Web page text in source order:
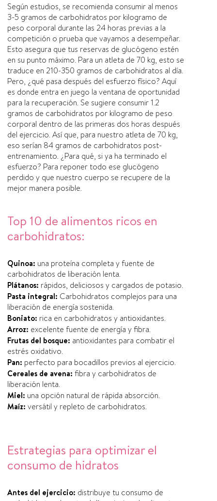
Según estudios, se recomienda consumir al menos
3-5 gramos de carbohidratos por kilogramo de
peso corporal durante las 24 horas previas a la
competición o prueba que vayamos a desempeñar.
Esto asegura que tus reservas de glucógeno estén
en su punto máximo. Para un atleta de 70 kg, esto se
traduce en 210-350 gramos de carbohidratos al día.
Pero, ¿qué pasa después del esfuerzo físico? Aquí
es donde entra en juego la ventana de oportunidad
para la recuperación. Se sugiere consumir 1.2
gramos de carbohidratos por kilogramo de peso
corporal dentro de las primeras dos horas después
del ejercicio. Así que, para nuestro atleta de 70 kg,
eso serían 84 gramos de carbohidratos post-
entrenamiento. ¿Para qué, si ya ha terminado el
esfuerzo? Para reponer todo ese glucógeno
perdido y que nuestro cuerpo se recupere de la
mejor manera posible.
Top 10 de alimentos ricos en
carbohidratos:
Quinoa: una proteína completa y fuente de
carbohidratos de liberación lenta.
Plátanos: rápidos, deliciosos y cargados de potasio.
Pasta integral: Carbohidratos complejos para una
liberación de energía sostenida.
Boniato: rica en carbohidratos y antioxidantes.
Arroz: excelente fuente de energía y fibra.
Frutas del bosque: antioxidantes para combatir el
estrés oxidativo.
Pan: perfecto para bocadillos previos al ejercicio.
Cereales de avena: fibra y carbohidratos de
liberación lenta.
Miel: una opción natural de rápida absorción.
Maíz: versátil y repleto de carbohidratos.
Estrategias para optimizar el
consumo de hidratos
Antes del ejercicio: distribuye tu consumo de